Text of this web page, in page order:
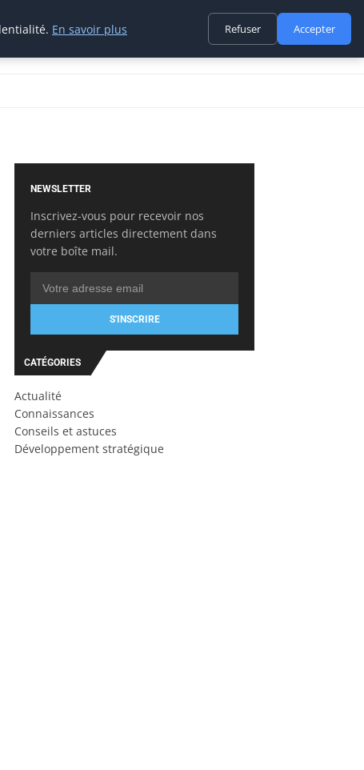
NEWSLETTER
Inscrivez-vous pour recevoir nos
derniers articles directement dans
votre boîte mail.
S'INSCRIRE
CATÉGORIES
Actualité
Connaissances
Conseils et astuces
Développement stratégique
En savoir plus Refuser Accepter